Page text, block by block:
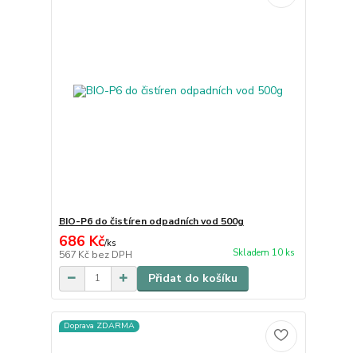
BIO-P6 do čistíren odpadních vod 500g
686 Kč/ks
567 Kč bez DPH Skladem 10 ks
Přidat do košíku
Doprava ZDARMA